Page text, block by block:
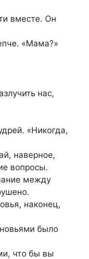
вместе. Он
«Мама?»
нас,
«Никогда,
наверное,
вопросы.
между
наконец,
было
что бы вы